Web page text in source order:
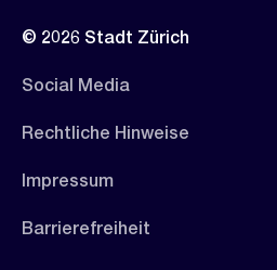
© 2026 Stadt Zürich
Social Media
Rechtliche Hinweise
Impressum
Barrierefreiheit